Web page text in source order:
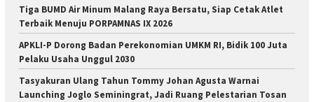
Tiga BUMD Air Minum Malang Raya Bersatu, Siap Cetak Atlet
Terbaik Menuju PORPAMNAS IX 2026
APKLI-P Dorong Badan Perekonomian UMKM RI, Bidik 100 Juta
Pelaku Usaha Unggul 2030
Tasyakuran Ulang Tahun Tommy Johan Agusta Warnai
Launching Joglo Seminingrat, Jadi Ruang Pelestarian Tosan